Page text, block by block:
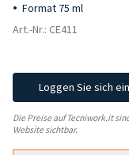
Format 75 ml
Art.-Nr.: CE411
Loggen Sie sich
Die Preise auf Tecniwork.it
Website sichtbar.